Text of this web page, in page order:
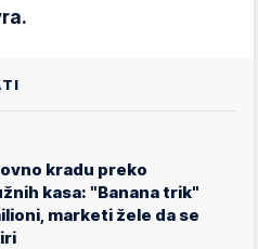
kradu preko
kasa: "Banana trik"
marketi žele da se